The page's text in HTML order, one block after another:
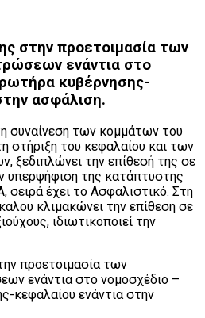
στην προετοιμασία των
ενάντια στο
κυβέρνησης-
ασφάλιση.
συναίνεση των κομμάτων του
στήριξη του κεφαλαίου και των
ξεδιπλώνει την επίθεσή της σε
υπερψήφιση της κατάπτυστης
έχει το Ασφαλιστικό. Στη
κλιμακώνει την επίθεση σε
ιδιωτικοποιεί την
προετοιμασία των
ενάντια στο νομοσχέδιο –
κεφαλαίου ενάντια στην